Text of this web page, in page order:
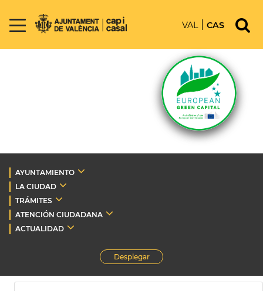
VAL CAS
AYUNTAMIENTO
LA CIUDAD
TRÁMITES
ATENCIÓN CIUDADANA
ACTUALIDAD
Desplegar